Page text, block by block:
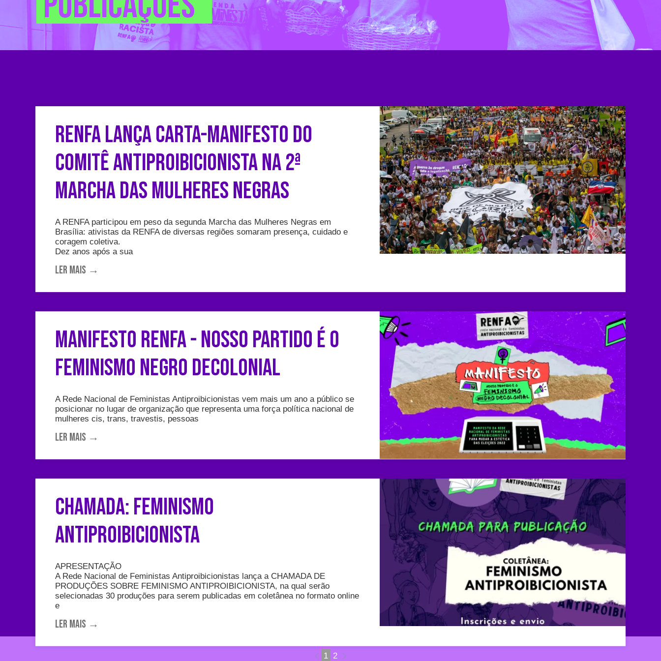
Renfa Lança carta-manifesto do
comitê antiproibicionista na 2ª
marcha das mulheres negras
A RENFA participou em peso da segunda Marcha das Mulheres Negras em
Brasília: ativistas da RENFA de diversas regiões somaram presença, cuidado e
coragem coletiva.
Dez anos após a sua
Ler mais →
Manifesto RENFA - Nosso Partido é o
Feminismo Negro Decolonial
A Rede Nacional de Feministas Antiproibicionistas vem mais um ano a público se
posicionar no lugar de organização que representa uma força política nacional de
mulheres cis, trans, travestis, pessoas
Ler mais →
CHAMADA: FEMINISMO
ANTIPROIBICIONISTA
APRESENTAÇÃO
A Rede Nacional de Feministas Antiproibicionistas lança a CHAMADA DE
PRODUÇÕES SOBRE FEMINISMO ANTIPROIBICIONISTA, na qual serão
selecionadas 30 produções para serem publicadas em coletânea no formato online
e
Ler mais →
1 2